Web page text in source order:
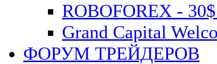
ROBOFOREX -
Grand Capital
ФОРУМ ТРЕЙДЕРОВ